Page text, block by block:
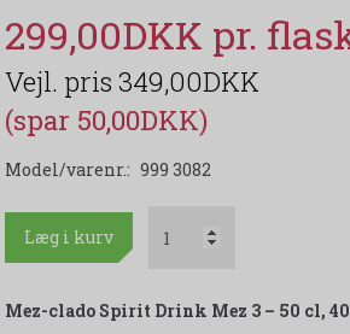
299,00DKK
349,00DKK
(spar 50,00DKK)
Model/varenr.: 999 3082
Læg i kurv
Mez-clado Spirit Drink Mez 3 – 50 cl,